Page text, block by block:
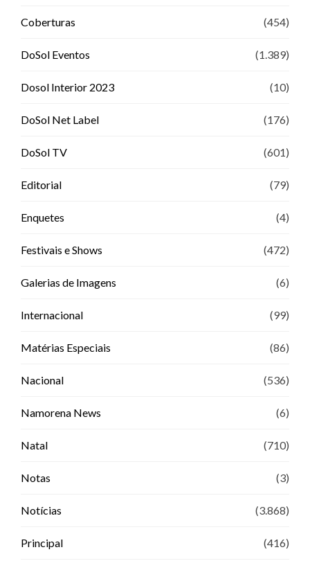
Coberturas (454)
DoSol Eventos (1.389)
Dosol Interior 2023 (10)
DoSol Net Label (176)
DoSol TV (601)
Editorial (79)
Enquetes (4)
Festivais e Shows (472)
Galerias de Imagens (6)
Internacional (99)
Matérias Especiais (86)
Nacional (536)
Namorena News (6)
Natal (710)
Notas (3)
Notícias (3.868)
Principal (416)